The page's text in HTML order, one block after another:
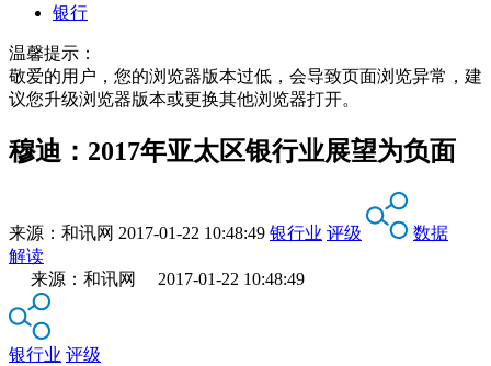
银行
温馨提示：
敬爱的用户，您的浏览器版本过低，会导致页面浏览异常，建
议您升级浏览器版本或更换其他浏览器打开。
穆迪：2017年亚太区银行业展望为负面
来源： 和讯网 2017-01-22 10:48:49 银行业 评级
数据
解读
来源：和讯网 2017-01-22 10:48:49
银行业 评级